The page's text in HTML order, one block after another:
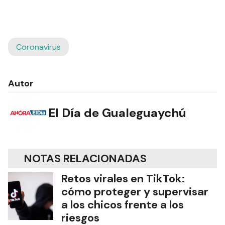
Coronavirus
Autor
El Día de Gualeguaychú
NOTAS RELACIONADAS
Retos virales en TikTok:
cómo proteger y supervisar
a los chicos frente a los
riesgos